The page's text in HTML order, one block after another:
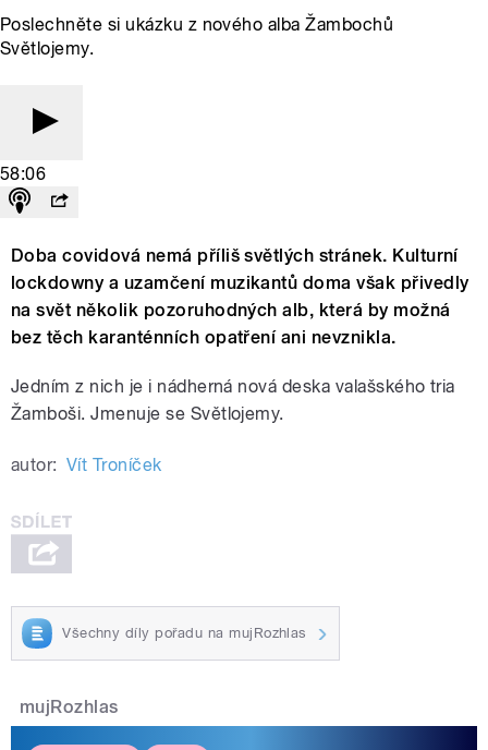
Poslechněte si ukázku z nového alba Žambochů
Světlojemy.
58:06
Doba covidová nemá příliš světlých stránek. Kulturní
lockdowny a uzamčení muzikantů doma však přivedly
na svět několik pozoruhodných alb, která by možná
bez těch karanténních opatření ani nevznikla.
Jedním z nich je i nádherná nová deska valašského tria
Žamboši. Jmenuje se Světlojemy.
autor: Vít Troníček
Všechny díly pořadu na mujRozhlas
mujRozhlas